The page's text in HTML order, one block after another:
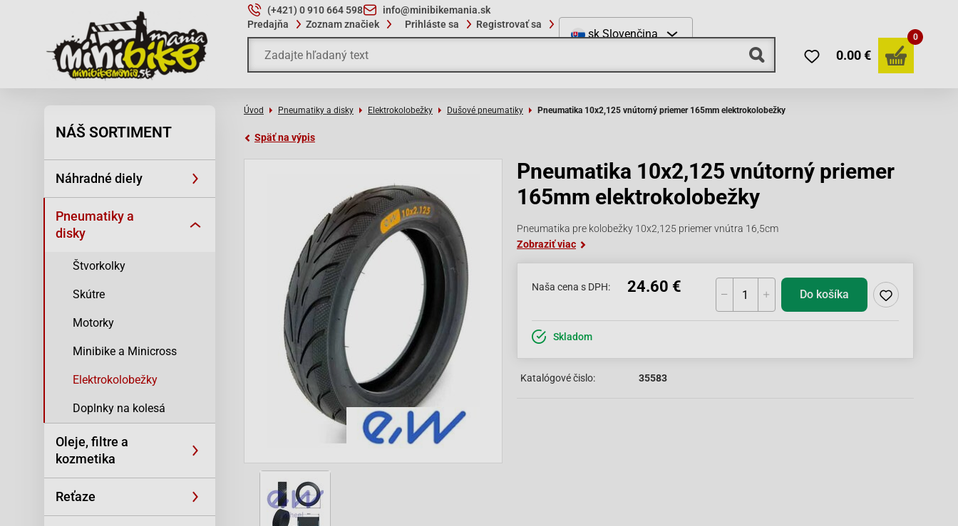
(+421) 0 910 664 598
info@minibikemania.sk
Predajňa
Zoznam značiek Prihláste sa Registrovať sa
sk Slovenčina
0.00 €
0
NÁŠ SORTIMENT
Náhradné diely
Pneumatiky a
disky
Štvorkolky
Skútre
Motorky
Minibike a Minicross
Elektrokolobežky
Doplnky na kolesá
Oleje, filtre a
kozmetika
Reťaze
Úvod Pneumatiky a disky Elektrokolobežky Dušové pneumatiky Pneumatika 10x2,125 vnútorný priemer 165mm elektrokolobežky
Späť na výpis
Pneumatika 10x2,125 vnútorný priemer
165mm elektrokolobežky
Pneumatika pre kolobežky 10x2,125 priemer vnútra 16,5cm
Zobraziť viac
Naša cena s DPH: 24.60 € Do košíka
Skladom
Katalógové čislo: 35583